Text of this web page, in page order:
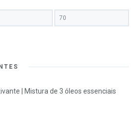
Preço
máximo
| Mistura de 3 óleos essenciais